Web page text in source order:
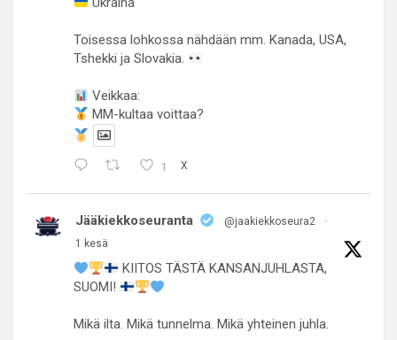
Toisessa lohkossa nähdään mm. Kanada, USA,
Tshekki ja Slovakia.
Veikkaa:
MM-kultaa voittaa?
1 X
Jääkiekkoseuranta @jaakiekkoseura2
·
1 kesä
KIITOS TÄSTÄ KANSANJUHLASTA,
SUOMI!
Mikä ilta. Mikä tunnelma. Mikä yhteinen juhla.